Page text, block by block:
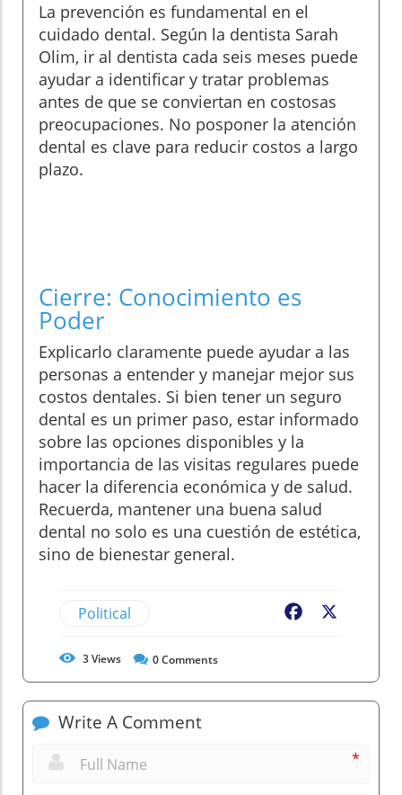
La prevención es fundamental en el
cuidado dental. Según la dentista Sarah
Olim, ir al dentista cada seis meses puede
ayudar a identificar y tratar problemas
antes de que se conviertan en costosas
preocupaciones. No posponer la atención
dental es clave para reducir costos a largo
plazo.
Cierre: Conocimiento es
Poder
Explicarlo claramente puede ayudar a las
personas a entender y manejar mejor sus
costos dentales. Si bien tener un seguro
dental es un primer paso, estar informado
sobre las opciones disponibles y la
importancia de las visitas regulares puede
hacer la diferencia económica y de salud.
Recuerda, mantener una buena salud
dental no solo es una cuestión de estética,
sino de bienestar general.
Political Facebook
3Views 0Comments
Write A Comment
*